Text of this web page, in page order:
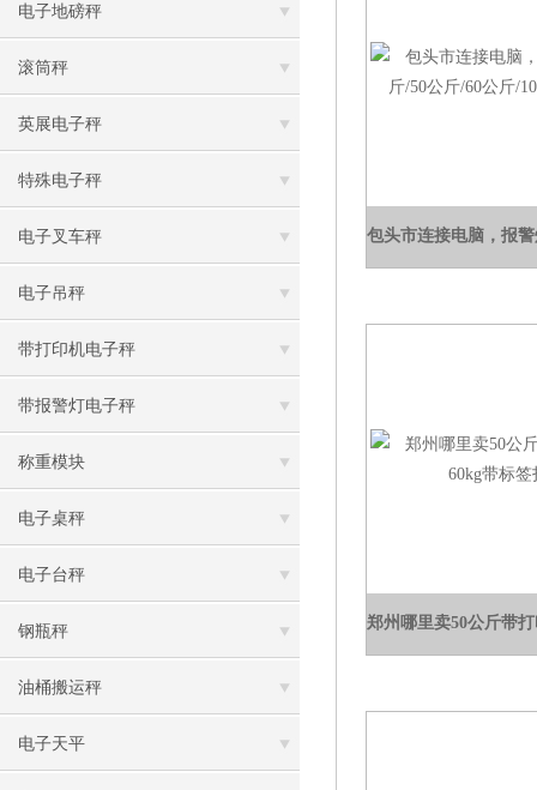
电子地磅秤
滚筒秤
英展电子秤
特殊电子秤
电子叉车秤
电子吊秤
带打印机电子秤
带报警灯电子秤
称重模块
电子桌秤
电子台秤
钢瓶秤
油桶搬运秤
电子天平